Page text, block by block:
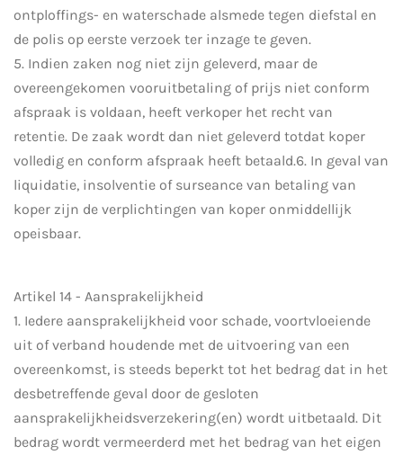
ontploffings- en waterschade alsmede tegen diefstal en
de polis op eerste verzoek ter inzage te geven.
5. Indien zaken nog niet zijn geleverd, maar de
overeengekomen vooruitbetaling of prijs niet conform
afspraak is voldaan, heeft verkoper het recht van
retentie. De zaak wordt dan niet geleverd totdat koper
volledig en conform afspraak heeft betaald.6. In geval van
liquidatie, insolventie of surseance van betaling van
koper zijn de verplichtingen van koper onmiddellijk
opeisbaar.
Artikel 14 - Aansprakelijkheid
1. Iedere aansprakelijkheid voor schade, voortvloeiende
uit of verband houdende met de uitvoering van een
overeenkomst, is steeds beperkt tot het bedrag dat in het
desbetreffende geval door de gesloten
aansprakelijkheidsverzekering(en) wordt uitbetaald. Dit
bedrag wordt vermeerderd met het bedrag van het eigen